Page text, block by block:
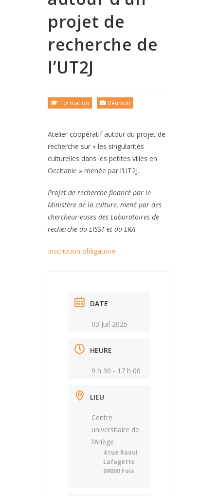
projet de
recherche de
l’UT2J
Formation Réunion
Atelier coopératif autour du projet de
recherche sur « les singularités
culturelles dans les petites villes en
Occitanie » menée par l’UT2J.
Projet de recherche financé par le
Ministère de la culture, mené par des
chercheur·euses des Laboratoires de
recherche du LISST et du LRA
Inscription obligatoire
DATE
03 Juil 2025
HEURE
9 h 30 - 17 h 00
LIEU
Centre
universitaire de
l’Ariège
4 rue Raoul
Lafagette
09000 Foix